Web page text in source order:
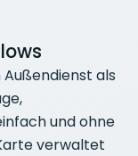
als
und ohne
verwaltet